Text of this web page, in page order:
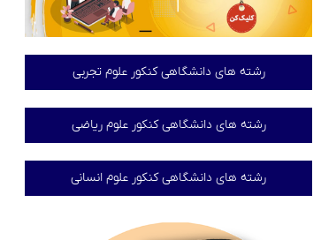
رشته های دانشگاهی کنکور علوم تجربی
رشته های دانشگاهی کنکور علوم ریاضی
رشته های دانشگاهی کنکور علوم انسانی